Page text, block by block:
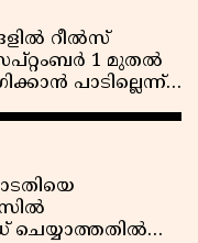
റീൽസ്
1 മുതൽ
പാടില്ലെന്ന്